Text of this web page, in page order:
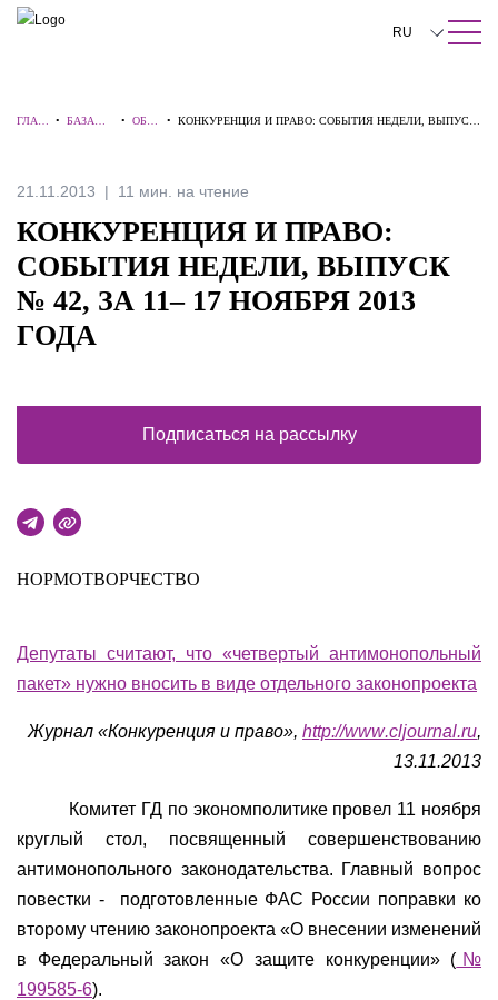
ПОИСК ПО САЙТУ Закрыть
RU
中文
Italiano
ГЛАВ
•БАЗА
• ОБЗ
• КОНКУРЕНЦИЯ И ПРАВО: СОБЫТИЯ НЕДЕЛИ, ВЫПУСК
21.11.2013 11 мин. на чтение
КОНКУРЕНЦИЯ И ПРАВО:
СОБЫТИЯ НЕДЕЛИ, ВЫПУСК
№ 42, ЗА 11– 17 НОЯБРЯ 2013
ГОДА
НОРМОТВОРЧЕСТВО
Депутаты считают, что «четвертый антимонопольный
пакет» нужно вносить в виде отдельного законопроекта
Журнал «Конкуренция и право», http://www.cljournal.ru,
13.11.2013
Комитет ГД по экономполитике провел 11 ноября
круглый стол, посвященный совершенствованию
антимонопольного законодательства. Главный вопрос
повестки -
подготовленные ФАС России поправки ко
второму чтению законопроекта «О внесении изменений
в Федеральный закон «О защите конкуренции» ( №
199585-6).
Подписаться на рассылку